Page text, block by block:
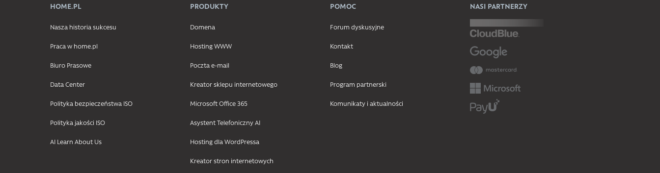
HOME.PL
Nasza historia sukcesu
Praca w home.pl
Biuro Prasowe
Data Center
Polityka bezpieczeństwa ISO
Polityka jakości ISO
AI Learn About Us
PRODUKTY
Domena
Hosting WWW
Poczta e-mail
Kreator sklepu internetowego
Microsoft Office 365
Asystent Telefoniczny AI
Hosting dla WordPressa
Kreator stron internetowych
POMOC
Forum dyskusyjne
Kontakt
Blog
Program partnerski
Komunikaty i aktualności
NASI PARTNERZY